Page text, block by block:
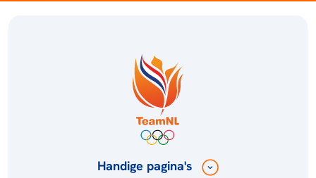
Handige pagina's